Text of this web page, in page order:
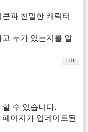
과 친밀한 캐릭터
누가 있는지를 알
Edit
수 있습니다.
이지가 업데이트된